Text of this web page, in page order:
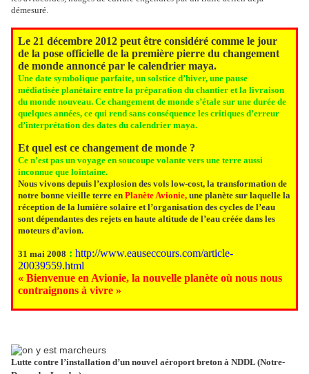
démesuré.
Le 21 décembre 2012 peut être considéré comme le jour
de la pose officielle de la première pierre du changement
de monde annoncé par le calendrier maya.
Une date symbolique parfaite, un solstice d’hiver, une pause
médiatisée planétaire entre la préparation du chantier et la livraison
du monde nouveau. Ce changement de monde s’étale sur une durée de
quelques années, ce qui rend sans conséquence les critiques d’erreur
d’interprétation des dates du calendrier maya.
Et quel est ce changement de monde ?
Ce n’est pas un voyage en soucoupe volante vers une terre aussi
inconnue que lointaine.
Nous vivons depuis l’explosion des vols low-cost, la transformation de
notre bonne vieille terre enPlanète Avionie, une planète sur laquelle la
réception de la lumière solaire et l’organisation des cycles de l’eau
sont dépendantes des rejets en haute altitude de l’eau créée dans les
moteurs d’avion.
31 mai 2008 : http://www.eauseccours.com/article-
20039559.html
« Bienvenue en Avionie, la nouvelle planète où nous nous
contraignons à vivre »
Lutte contre l’installation d’un nouvel aéroport breton à NDDL (Notre-